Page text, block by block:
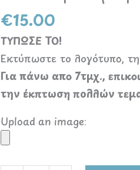
€15.00
ΤΥΠΩΣΕ ΤΟ!
Εκτύπωστε το λογότυπο,
Για πάνω απο 7τμχ.,
την έκπτωση πολλών
Upload an image: